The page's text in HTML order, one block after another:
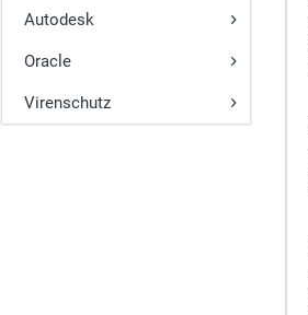
Autodesk
Oracle
Virenschutz